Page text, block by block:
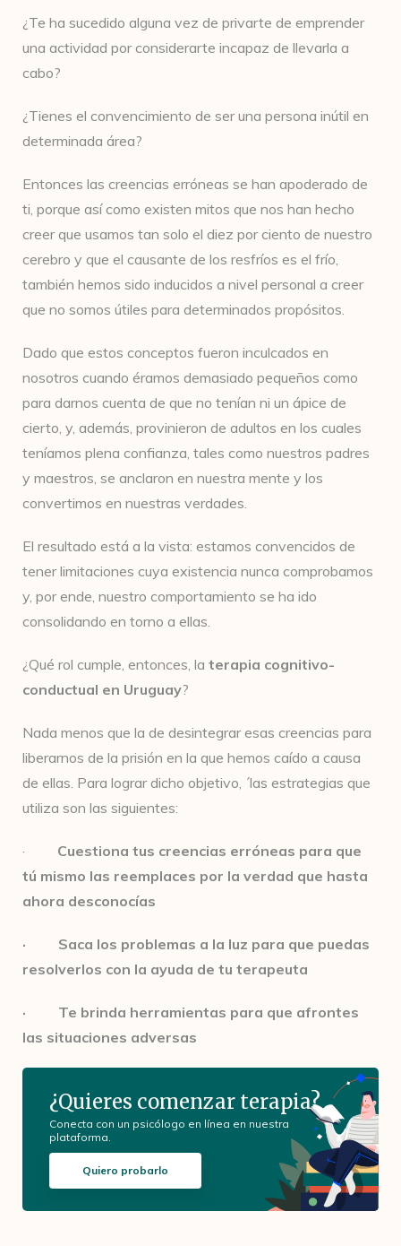
¿Te ha sucedido alguna vez de privarte de emprender
una actividad por considerarte incapaz de llevarla a
cabo?
¿Tienes el convencimiento de ser una persona inútil en
determinada área?
Entonces las creencias erróneas se han apoderado de
ti, porque así como existen mitos que nos han hecho
creer que usamos tan solo el diez por ciento de nuestro
cerebro y que el causante de los resfríos es el frío,
también hemos sido inducidos a nivel personal a creer
que no somos útiles para determinados propósitos.
Dado que estos conceptos fueron inculcados en
nosotros cuando éramos demasiado pequeños como
para darnos cuenta de que no tenían ni un ápice de
cierto, y, además, provinieron de adultos en los cuales
teníamos plena confianza, tales como nuestros padres
y maestros, se anclaron en nuestra mente y los
convertimos en nuestras verdades.
El resultado está a la vista: estamos convencidos de
tener limitaciones cuya existencia nunca comprobamos
y, por ende, nuestro comportamiento se ha ido
consolidando en torno a ellas.
¿Qué rol cumple, entonces, la terapia cognitivo-
conductual en Uruguay?
Nada menos que la de desintegrar esas creencias para
liberarnos de la prisión en la que hemos caído a causa
de ellas. Para lograr dicho objetivo, ´las estrategias que
utiliza son las siguientes:
· Cuestiona tus creencias erróneas para que
tú mismo las reemplaces por la verdad que hasta
ahora desconocías
· Saca los problemas a la luz para que puedas
resolverlos con la ayuda de tu terapeuta
· Te brinda herramientas para que afrontes
las situaciones adversas
¿Quieres comenzar terapia?
Conecta con un psicólogo en línea en nuestra
plataforma.
Quiero probarlo